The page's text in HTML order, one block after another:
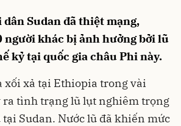
Sudan đã thiệt mạng,
người khác bị ảnh hưởng bởi lũ
kỷ tại quốc gia châu Phi này.
xối xả tại Ethiopia trong vài
ra tình trạng lũ lụt nghiêm trọng
Sudan. Nước lũ đã khiến mức
Hủy Gửi